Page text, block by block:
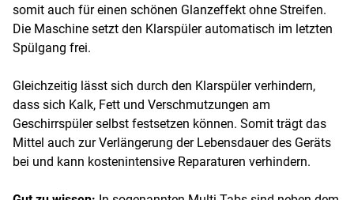
somit auch für einen schönen Glanzeffekt ohne Streifen.
Die Maschine setzt den Klarspüler automatisch im letzten
Spülgang frei.
Gleichzeitig lässt sich durch den Klarspüler verhindern,
dass sich Kalk, Fett und Verschmutzungen am
Geschirrspüler selbst festsetzen können. Somit trägt das
Mittel auch zur Verlängerung der Lebensdauer des Geräts
bei und kann kostenintensive Reparaturen verhindern.